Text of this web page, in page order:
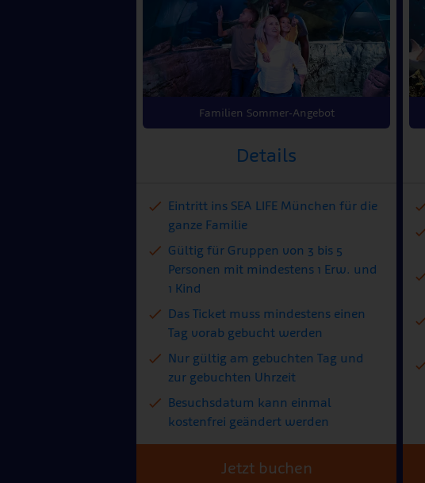
Familien Sommer-Angebot
Details
Eintritt ins SEA LIFE München für die
ganze Familie
Gültig für Gruppen von 3 bis 5
Personen mit mindestens 1 Erw. und
1 Kind
Das Ticket muss mindestens einen
Tag vorab gebucht werden
Nur gültig am gebuchten Tag und
zur gebuchten Uhrzeit
Besuchsdatum kann einmal
kostenfrei geändert werden
Jetzt buchen